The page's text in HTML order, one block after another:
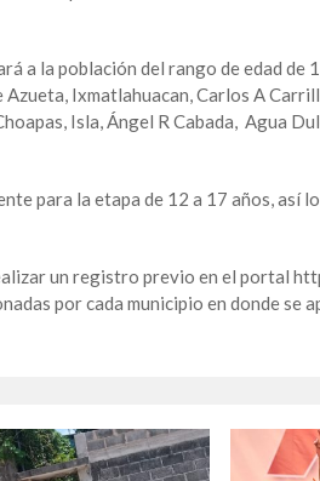
a la población del rango de edad de
Azueta, Ixmatlahuacan, Carlos A
Isla, Ángel R Cabada, Agua
para la etapa de 12 a 17 años, así
un registro previo en el portal
por cada municipio en donde se